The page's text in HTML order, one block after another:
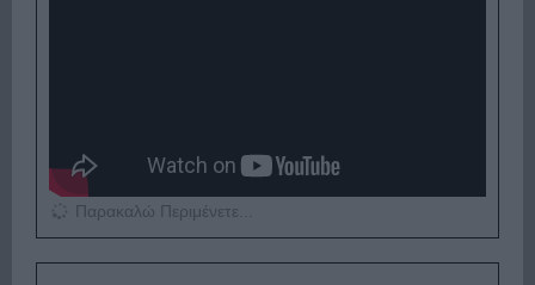
Παρακαλώ Περιμένετε...